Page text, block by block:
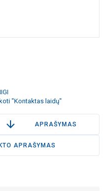
"Kontaktas laidų"
APRAŠYMAS
APRAŠYMAS